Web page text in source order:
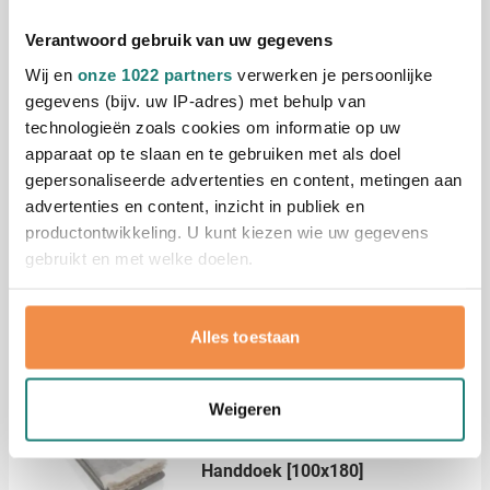
Verantwoord gebruik van uw gegevens
Wij en onze 1022 partners verwerken je persoonlijke
gegevens (bijv. uw IP-adres) met behulp van
technologieën zoals cookies om informatie op uw
apparaat op te slaan en te gebruiken met als doel
gepersonaliseerde advertenties en content, metingen aan
advertenties en content, inzicht in publiek en
productontwikkeling. U kunt kiezen wie uw gegevens
gebruikt en met welke doelen.
Als u het toestaat, willen we ook graag:
Informatie verzamelen over uw geografische
locatie, die tot een paar meter nauwkeurig kan zijn
scannen op specifieke eigenschappen (fingerprinting)
verwerkt en stel uw voorkeuren in hetdetailgedeelte
Alles toestaan
Weigeren
vrijblijvende offerte op maat voor jouw bedrukte
babybadjasjes.
Lees meer
Specificaties
Productnummer
22807
Gewicht
275 gram
Materiaal
Katoen
Grammage
220 gr/m²
Aanbevolen voor jou
Duurzaam
Ukiyo Yumiko AWARE™ Hamam
Handdoek [100x180]